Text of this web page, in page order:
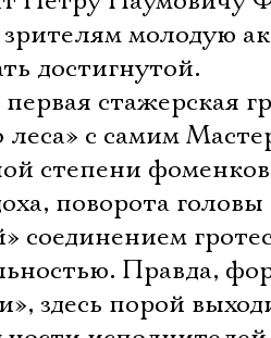
зрителям молодую
достигнутой.
стажерская
леса» с самим
степени
поворота
соединением
Правда,
здесь порой